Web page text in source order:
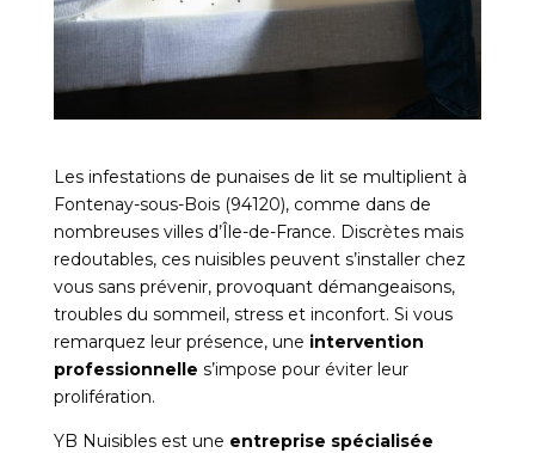
Les infestations de punaises de lit se multiplient à
Fontenay-sous-Bois (94120), comme dans de
nombreuses villes d’Île-de-France. Discrètes mais
redoutables, ces nuisibles peuvent s’installer chez
vous sans prévenir, provoquant démangeaisons,
troubles du sommeil, stress et inconfort. Si vous
remarquez leur présence, une intervention
professionnelle s’impose pour éviter leur
prolifération.
YB Nuisibles est une entreprise spécialisée